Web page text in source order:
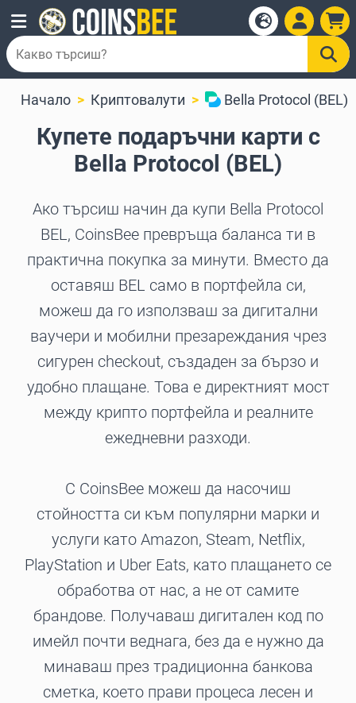
Начало Криптовалути Bella Protocol (BEL)
Купете подаръчни карти с
Bella Protocol (BEL)
Ако търсиш начин да купи Bella Protocol
BEL, CoinsBee превръща баланса ти в
практична покупка за минути. Вместо да
оставяш BEL само в портфейла си,
можеш да го използваш за дигитални
ваучери и мобилни презареждания чрез
сигурен checkout, създаден за бързо и
удобно плащане. Това е директният мост
между крипто портфейла и реалните
ежедневни разходи.
С CoinsBee можеш да насочиш
стойността си към популярни марки и
услуги като Amazon, Steam, Netflix,
PlayStation и Uber Eats, като плащането се
обработва от нас, а не от самите
брандове. Получаваш дигитален код по
имейл почти веднага, без да е нужно да
минаваш през традиционна банкова
сметка, което прави процеса лесен и